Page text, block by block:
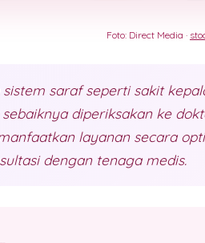
Foto: Direct Media ·
saraf seperti sakit
diperiksakan ke
layanan secara
dengan tenaga medis.